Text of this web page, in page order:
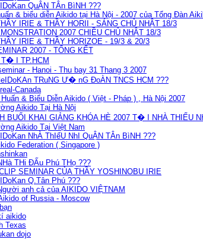
QuẬN TÂn BìNH ???
& biểu diễn Aikido tại Hà Nội - 2007 của Tổng Đàn
IRIE & THẦY HORII - SÁNG CHỦ NHẬT 18/3
2007 CHIỀU CHỦ NHẬT 18/3
IRIE & THẦY HORIZOE - 19/3 & 20/3
2007 - TỔNG KẾT
I TP.HCM
- Hanoi - Thu bay 31 Thang 3 2007
TRuNG Ư� nG ĐoÀN TNCS HCM ???
Canada
& Biểu Diễn Aikido ( Việt - Pháp ) , Hà Nội 2007
Aikido Tại Hà Nội
BUỔI KHAI GIẢNG KHÓA HÈ 2007 T� I NHÀ THIẾU
Aikido Tại Việt Nam
NhÀ ThIếU NhI QuẬN TÂn BìNH ???
Federation ( Singapore )
THi ĐẤu Phú THọ ???
SEMINAR CỦA THẦY YOSHINOBU IRIE
Q.Tân Phú ???
anh cả của AIKIDO VIỆTNAM
of Russia - Moscow
aikido
Texas
dojo